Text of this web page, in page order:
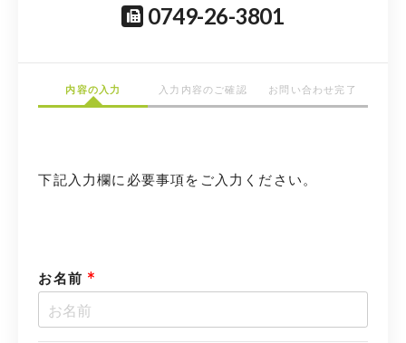
0749-26-3801
内容の入力 入力内容のご確認 お問い合わせ完了
下記入力欄に必要事項をご入力ください。
お名前 *